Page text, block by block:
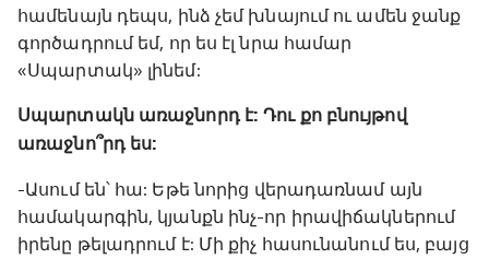
համենայն դեպս, ինձ չեմ խնայում ու ամեն ջանք
գործադրում եմ, որ ես էլ նրա համար
«Սպարտակ» լինեմ:
Սպարտակն առաջնորդ է: Դու քո բնույթով
առաջնո՞րդ ես:
-Ասում են՝ հա: Եթե նորից վերադառնամ այն
համակարգին, կյանքն ինչ-որ իրավիճակներում
իրենը թելադրում է: Մի քիչ հասունանում ես, բայց